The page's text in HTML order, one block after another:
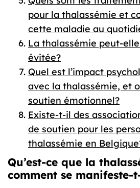
pour la thalassémie et
cette maladie au
La thalassémie peut-
évitée?
Quel est l’impact
avec la thalassémie, et
soutien émotionnel?
Existe-t-il des
de soutien pour les
thalassémie en
Qu’est-ce que la
comment se manifeste-